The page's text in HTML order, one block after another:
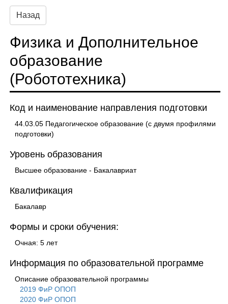
Назад
Физика и Дополнительное
образование
(Робототехника)
Код и наименование направления подготовки
44.03.05 Педагогическое образование (с двумя профилями
подготовки)
Уровень образования
Высшее образование - Бакалавриат
Квалификация
Бакалавр
Формы и сроки обучения:
Очная: 5 лет
Информация по образовательной программе
Описание образовательной программы
2019 ФиР ОПОП
2020 ФиР ОПОП